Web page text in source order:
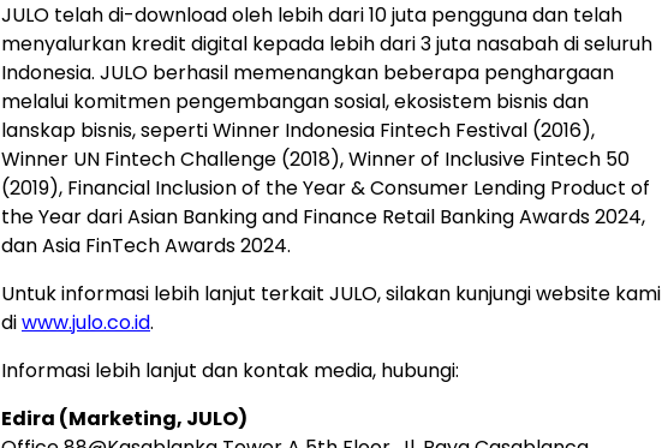
JULO telah di-download oleh lebih dari 10 juta pengguna dan telah
menyalurkan kredit digital kepada lebih dari 3 juta nasabah di seluruh
Indonesia. JULO berhasil memenangkan beberapa penghargaan
melalui komitmen pengembangan sosial, ekosistem bisnis dan
lanskap bisnis, seperti Winner Indonesia Fintech Festival (2016),
Winner UN Fintech Challenge (2018), Winner of Inclusive Fintech 50
(2019), Financial Inclusion of the Year & Consumer Lending Product of
the Year dari Asian Banking and Finance Retail Banking Awards 2024,
dan Asia FinTech Awards 2024.
Untuk informasi lebih lanjut terkait JULO, silakan kunjungi website kami
diwww.julo.co.id.
Informasi lebih lanjut dan kontak media, hubungi:
Edira (Marketing, JULO)